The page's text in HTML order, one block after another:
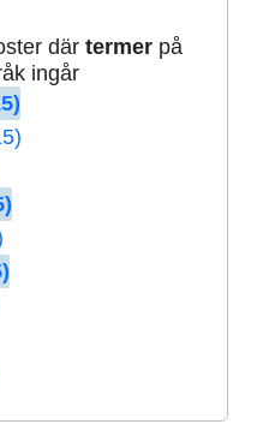
där termerpå
ingår